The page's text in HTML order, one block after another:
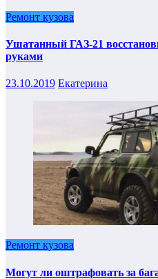
Ремонт кузова
Ушатанный ГАЗ-21
руками
23.10.2019 Екатерина
Ремонт кузова
Могут ли оштрафовать за